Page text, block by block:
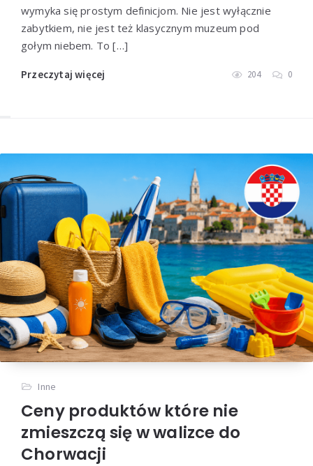
wymyka się prostym definicjom. Nie jest wyłącznie
zabytkiem, nie jest też klasycznym muzeum pod
gołym niebem. To […]
Przeczytaj więcej 204 0
Inne
Ceny produktów które nie
zmieszczą się w walizce do
Chorwacji